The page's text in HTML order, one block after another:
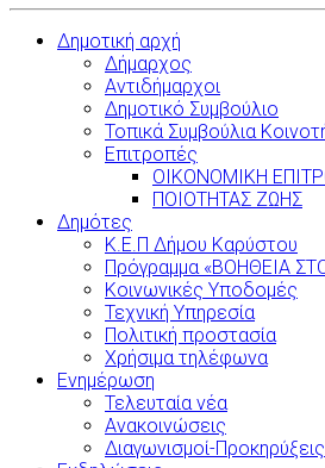
Δημοτική αρχή
Δήμαρχος
Αντιδήμαρχοι
Δημοτικό Συμβούλιο
Τοπικά Συμβούλια
Επιτροπές
ΟΙΚΟΝΟΜΙΚΗ
ΠΟΙΟΤΗΤΑΣ ΖΩΗΣ
Δημότες
Κ.Ε.Π Δήμου Καρύστου
Πρόγραμμα «ΒΟΗΘΕΙΑ
Κοινωνικές Υποδομές
Τεχνική Υπηρεσία
Πολιτική προστασία
Χρήσιμα τηλέφωνα
Ενημέρωση
Τελευταία νέα
Ανακοινώσεις
Διαγωνισμοί-Προκηρύξεις